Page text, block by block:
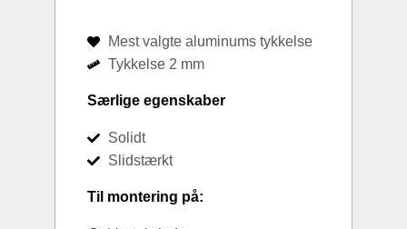
Mest valgte aluminums tykkelse
Tykkelse 2 mm
Særlige egenskaber
Solidt
Slidstærkt
Til montering på: